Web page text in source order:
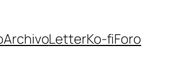
ArchivoLetterKo-fiForo